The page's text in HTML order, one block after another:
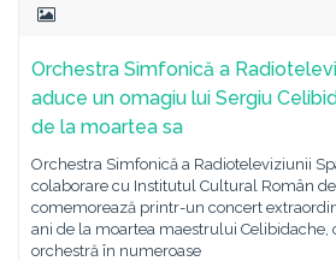
Orchestra Simfonică a
aduce un omagiu lui Sergiu
de la moartea sa
Orchestra Simfonică a Radioteleviziunii
colaborare cu Institutul Cultural Român
comemorează printr-un concert
ani de la moartea maestrului Celibidache,
orchestră în numeroase